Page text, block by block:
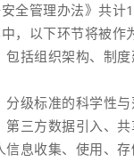
安全管理办法》共
，以下环节将被作
括组织架构、制
分级标准的科学性
三方数据引入、
信息收集、使用、